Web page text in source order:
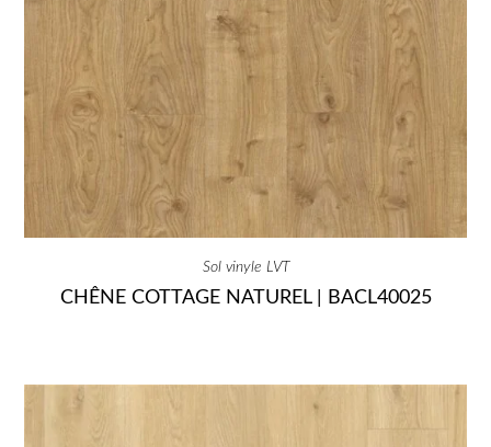
Sol vinyle LVT
CHÊNE COTTAGE NATUREL | BACL40025